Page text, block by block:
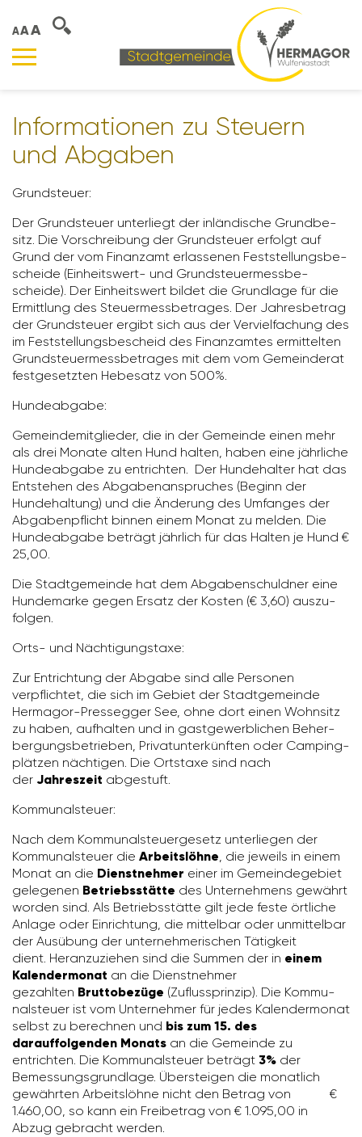
AAA
Infor­ma­tionen zu Steuern
und Abgaben
Grund­steuer:
Der Grund­steuer unter­liegt der inlän­di­sche Grund­be­
sitz. Die Vorschrei­bung der Grund­steuer erfolgt auf
Grund der vom Finanzamt erlas­senen Fest­stel­lungs­be­
scheide (Einheits­wert- und Grund­steu­er­mess­be­
scheide). Der Einheits­wert bildet die Grund­lage für die
Ermitt­lung des Steu­er­mess­be­trages. Der Jahres­be­trag
der Grund­steuer ergibt sich aus der Verviel­fa­chung des
im Fest­stel­lungs­be­scheid des Finanz­amtes ermit­telten
Grund­steu­er­mess­be­trages mit dem vom Gemein­derat
fest­ge­setzten Hebe­satz von 500%.
Hunde­ab­gabe:
Gemein­de­mit­glieder, die in der Gemeinde einen mehr
als drei Monate alten Hund halten, haben eine jähr­liche
Hunde­ab­gabe zu entrichten. Der Hunde­halter hat das
Entstehen des Abga­ben­an­spru­ches (Beginn der
Hunde­hal­tung) und die Änderung des Umfanges der
Abga­ben­pflicht binnen einem Monat zu melden. Die
Hunde­ab­gabe beträgt jähr­lich für das Halten je Hund €
25,00.
Die Stadt­ge­meinde hat dem Abga­ben­schuldner eine
Hunde­marke gegen Ersatz der Kosten (€ 3,60) auszu­
folgen.
Orts- und Näch­ti­gungs­taxe:
Zur Entrich­tung der Abgabe sind alle Personen
verpflichtet, die sich im Gebiet der Stadt­ge­meinde
Hermagor-Pres­segger See, ohne dort einen Wohn­sitz
zu haben, aufhalten und in gast­ge­werb­li­chen Beher­
ber­gungs­be­trieben, Privat­un­ter­künften oder Camping­
plätzen näch­tigen. Die Orts­taxe sind nach
der Jahreszeit abge­stuft.
Kommu­nal­steuer:
Nach dem Kommu­nal­steu­er­ge­setz unter­liegen der
Kommu­nal­steuer die Arbeitslöhne, die jeweils in einem
Monat an die Dienstnehmer einer im Gemein­de­ge­biet
gele­genen Betriebsstätte des Unter­neh­mens gewährt
worden sind. Als Betriebs­stätte gilt jede feste örtliche
Anlage oder Einrich­tung, die mittelbar oder unmit­telbar
der Ausübung der unter­neh­me­ri­schen Tätig­keit
dient. Heran­zu­ziehen sind die Summen der in einem
Kalendermonat an die Dienst­nehmer
gezahlten Bruttobezüge (Zufluss­prinzip). Die Kommu­
nal­steuer ist vom Unter­nehmer für jedes Kalen­der­monat
selbst zu berechnen und bis zum 15. des
darauffolgenden Monats an die Gemeinde zu
entrichten. Die Kommu­nal­steuer beträgt 3% der
Bemes­sungs­grund­lage. Übersteigen die monat­lich
gewährten Arbeits­löhne nicht den Betrag von €
1.460,00, so kann ein Frei­be­trag von € 1.095,00 in
Abzug gebracht werden.